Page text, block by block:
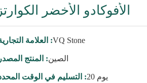
الأفوكادو الأخضر الكوارتز
العلامة التجارية :VQ Stone
المنتج المصدر :الصين
التسليم في الوقت المحدد : 20 يوم